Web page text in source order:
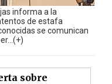
informa a la
de estafa
se comunican
sobre